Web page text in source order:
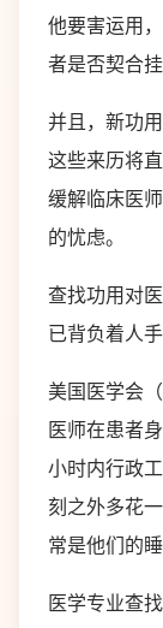
他要害运用
者是否契合
并且，新功
这些来历将
缓解临床医
的忧虑。
查找功用对
已背负着人
美国医学会
医师在患者
小时内行政
刻之外多花
常是他们的睡
医学专业查